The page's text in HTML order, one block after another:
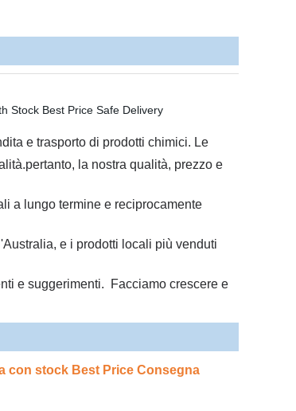
e trasporto di prodotti chimici. Le
pertanto, la nostra qualità, prezzo e
a lungo termine e reciprocamente
e i prodotti locali più venduti
e suggerimenti.
Facciamo crescere e
con stock Best Price Consegna